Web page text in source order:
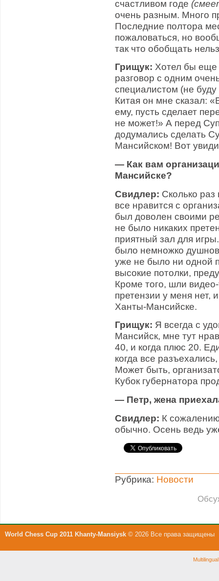
счастливом годе
очень разным. Много
Последние полтора
пожаловаться, но
так что обобщать
Грищук: Хотел бы еще
разговор с одним
специалистом (не
Китая он мне сказал:
ему, пусть сделает
не может!» А перед
додумались сделать
Мансийском! Вот
— Как вам
Мансийске?
Свидлер: Сколько раз
все нравится с
был доволен своими
не было никаких
приятный зал для
было немножко
уже не было ни одной
высокие потолки,
Кроме того, шли
претензии у меня нет,
Ханты-Мансийске.
Грищук: Я всегда с
Мансийск, мне тут
40, и когда плюс 20.
когда все
Может быть,
Кубок губернатора
— Петр, жена
Свидлер: К
обычно. Осень ведь
Рубрика: Новости
World Chess Cup 2011 Khanty-Mansiysk © 2026 Все права защищены